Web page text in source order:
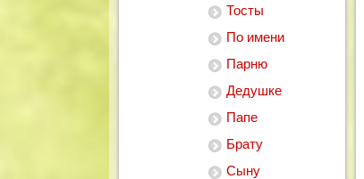
Тосты
По имени
Парню
Дедушке
Папе
Брату
Сыну